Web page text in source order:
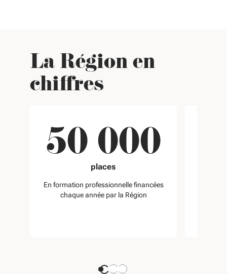
La Région en
chiffres
50 000
places
En formation professionnelle financées
chaque année par la Région